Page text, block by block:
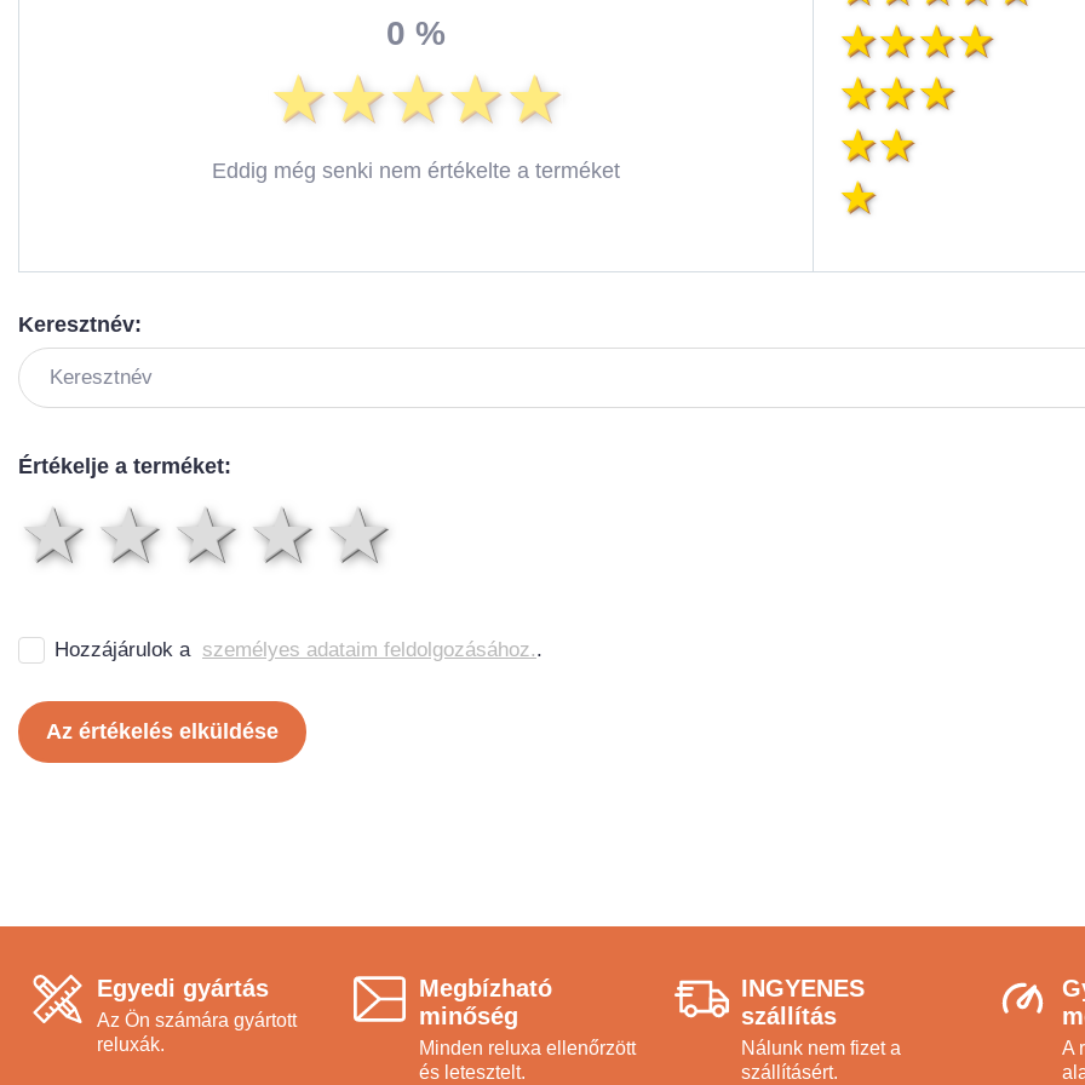
0 %
Eddig még senki nem értékelte a terméket
Keresztnév:
Értékelje a terméket:
4 csillag
3 csillag
2 csillag
1 csillag
Hozzájárulok a személyes adataim feldolgozásához..
Az értékelés elküldése
Egyedi gyártás
Az Ön számára gyártott
reluxák.
Megbízható
minőség
Minden reluxa ellenőrzött
és letesztelt.
INGYENES
szállítás
Nálunk nem fizet a
szállításért.
A